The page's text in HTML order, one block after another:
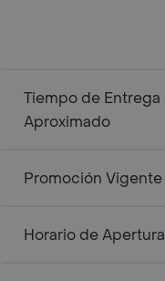
Tiempo de Entrega
Aproximado
Promoción Vigente
Horario de Apertura